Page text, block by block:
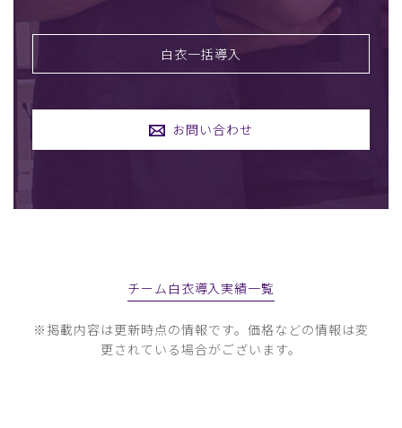
白衣一括導入
お問い合わせ
チーム白衣導入実績一覧
※掲載内容は更新時点の情報です。価格などの情報は変
更されている場合がございます。